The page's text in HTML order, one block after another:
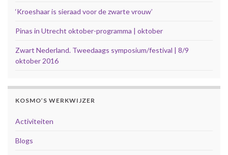
‘Kroeshaar is sieraad voor de zwarte vrouw’
Pinas in Utrecht oktober-programma | oktober
Zwart Nederland. Tweedaags symposium/festival | 8/9
oktober 2016
KOSMO’S WERKWIJZER
Activiteiten
Blogs